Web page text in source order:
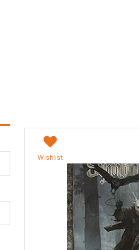
automaticamente gli altri filtri
Wishlist